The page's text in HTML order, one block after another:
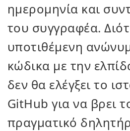
ημερομηνία και
του συγγραφέα.
υποτιθέμενη
κώδικα με την
δεν θα ελέγξει το
GitHub για να βρει
πραγματικό